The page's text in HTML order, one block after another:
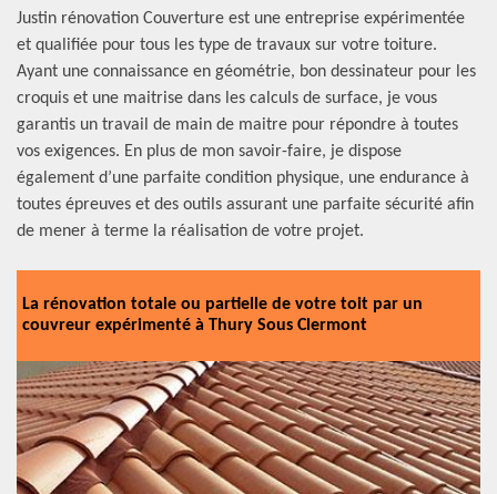
Justin rénovation Couverture est une entreprise expérimentée
et qualifiée pour tous les type de travaux sur votre toiture.
Ayant une connaissance en géométrie, bon dessinateur pour les
croquis et une maitrise dans les calculs de surface, je vous
garantis un travail de main de maitre pour répondre à toutes
vos exigences. En plus de mon savoir-faire, je dispose
également d’une parfaite condition physique, une endurance à
toutes épreuves et des outils assurant une parfaite sécurité afin
de mener à terme la réalisation de votre projet.
La rénovation totale ou partielle de votre toit par un
couvreur expérimenté à Thury Sous Clermont